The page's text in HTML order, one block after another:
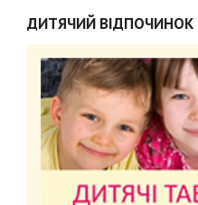
ДИТЯЧИЙ ВІДПОЧИНОК